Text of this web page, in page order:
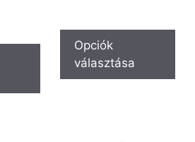
Opciók
választása